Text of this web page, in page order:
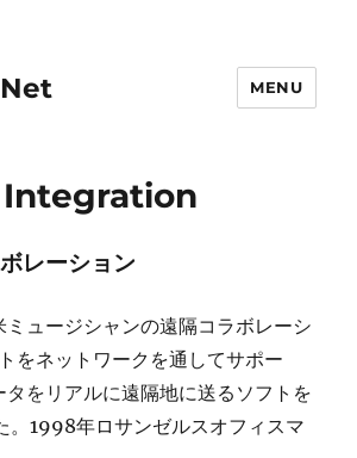
MENU
レーション
ュージシャンの遠隔コラボレーシ
をネットワークを通してサポー
タをリアルに遠隔地に送るソフトを
。1998年ロサンゼルスオフィスマ